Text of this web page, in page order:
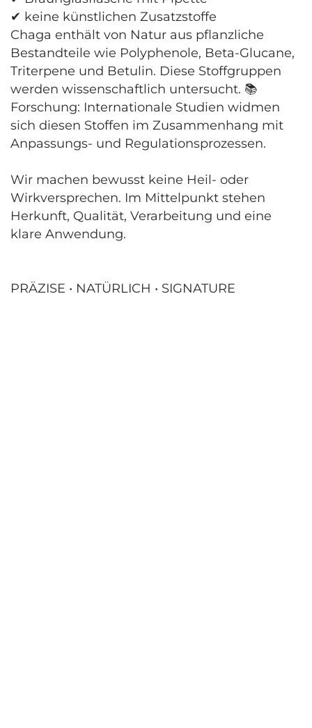
✔ keine künstlichen Zusatzstoffe
Chaga enthält von Natur aus pflanzliche
Bestandteile wie Polyphenole, Beta-Glucane,
Triterpene und Betulin. Diese Stoffgruppen
werden wissenschaftlich untersucht. 📚
Forschung: Internationale Studien widmen
sich diesen Stoffen im Zusammenhang mit
Anpassungs- und Regulationsprozessen.
Wir machen bewusst keine Heil- oder
Wirkversprechen. Im Mittelpunkt stehen
Herkunft, Qualität, Verarbeitung und eine
klare Anwendung.
PRÄZISE • NATÜRLICH • SIGNATURE